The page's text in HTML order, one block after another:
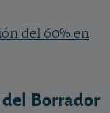
del 60% en
Borrador